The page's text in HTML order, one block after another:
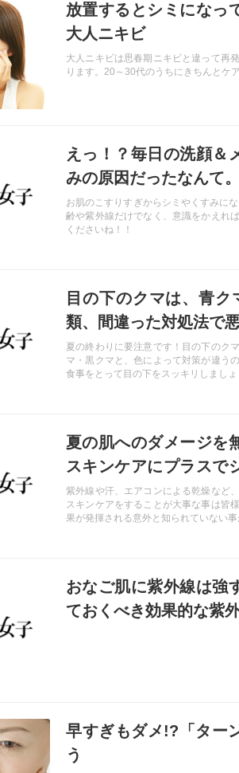
放置するとシミになっ
大人ニキビ
大人ニキビは思春期ニキビと違って再
ります。20～30代のうちにきちんとケ
えっ！？毎日の洗顔＆
みの原因だったなんて。
お肌のこすりすぎからシミやくすみに
齢や紫外線だけでなく、意識をかえれ
くださいね！！
目の下のクマは、青
類、間違った対処法で
夏の終わりに要注意です！目の下のク
マ・黒クマと、色によって対策が違う
食事をとって目の下をスッキリしましょ
夏の肌へのダメージを
スキンケアにプラスで
くれる方法とは？？
紫外線や汗、エアコンによる乾燥など
スキンケアをすることが大事な事は皆
果が発揮される意外と知られていない事
おなご肌に紫外線は強
ておくべき効果的な紫
早すぎもダメ!?「ター
う